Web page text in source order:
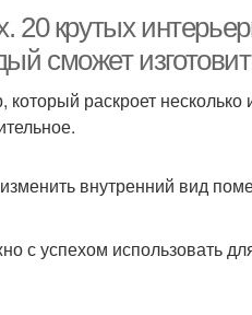
20 крутых
сможет
раскроет
внутренний вид
с успехом использовать